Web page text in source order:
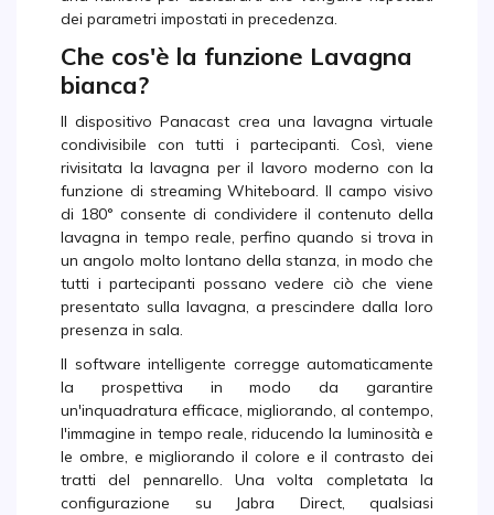
dei parametri impostati in precedenza.
Che cos'è la funzione Lavagna
bianca?
Il dispositivo Panacast crea una lavagna virtuale
condivisibile con tutti i partecipanti. Così, viene
rivisitata la lavagna per il lavoro moderno con la
funzione di streaming Whiteboard. Il campo visivo
di 180° consente di condividere il contenuto della
lavagna in tempo reale, perfino quando si trova in
un angolo molto lontano della stanza, in modo che
tutti i partecipanti possano vedere ciò che viene
presentato sulla lavagna, a prescindere dalla loro
presenza in sala.
Il software intelligente corregge automaticamente
la prospettiva in modo da garantire
un'inquadratura efficace, migliorando, al contempo,
l'immagine in tempo reale, riducendo la luminosità e
le ombre, e migliorando il colore e il contrasto dei
tratti del pennarello. Una volta completata la
configurazione su Jabra Direct, qualsiasi